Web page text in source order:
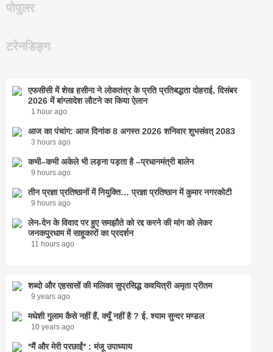
पोपुलर
टरेनडिङ्ग
एफसीसी में शेख हसीना ने लोकतंत्र के प्रति प्रतिबद्धता दोहराई, दिसंबर
2026 में बांग्लादेश लौटने का किया ऐलान
1 hour ago
आज का पंचांग: आज दिनांक 8 अगस्त 2026 शनिवार शुभसंवत् 2083
3 hours ago
कभी–कभी अकेले भी लड़ना पड़ता है –प्रधानमंत्री बालेन
9 hours ago
तीन प्रज्ञा प्रतिष्ठानों में नियुक्ति… प्रज्ञा प्रतिष्ठान में कुमार नगरकोटी
9 hours ago
लेन-देन के विवाद पर हुए समझौते को रद्द करने की मांग को लेकर
जनकपुरधाम में साहूकारों का प्रदर्शन
11 hours ago
शब्दो और एहसासों की मलिका सुप्रसिद्ध कवयित्री अमृता प्रीतम
9 years ago
मधेशी गुलाम कैसे नहीं हैं, क्यूँ नहीं है ? ई. श्याम सुन्दर मण्डल
10 years ago
*मैं और मेरी परछाईं* : मंजू उपाध्याय